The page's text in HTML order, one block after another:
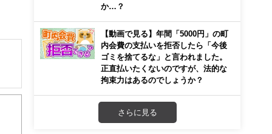
き
か…？
【動画で見る】年間「5000円」の町
内会費の支払いを拒否したら「今後
ゴミを捨てるな」と言われました。
正直払いたくないのですが、法的な
拘束力はあるのでしょうか？
さらに見る